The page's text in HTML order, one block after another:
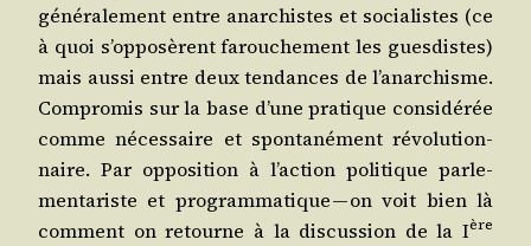
géné­ra­le­ment entre anar­chistes et socia­listes (ce
à quoi s’op­po­sèrent farou­che­ment les gues­distes)
mais aus­si entre deux ten­dances de l’a­nar­chisme.
Com­pro­mis sur la base d’une pra­tique consi­dé­rée
comme néces­saire et spon­ta­né­ment révo­lu­tion­
naire. Par oppo­si­tion à l’ac­tion poli­tique par­le­
men­ta­riste et pro­gram­ma­tique — on voit bien là
com­ment on retourne à la dis­cus­sion de la Ière